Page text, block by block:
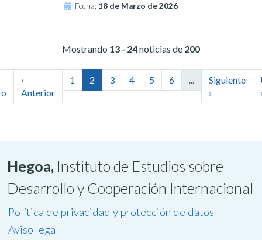
Fecha: 18 de Marzo de 2026
Mostrando 13 - 24noticias de 200
‹
Anterior
1 2 3 4 5 6
Siguiente
›
Hegoa, Instituto de Estudios sobre
Desarrollo y Cooperación Internacional
Política de privacidad y protección de datos
Aviso legal